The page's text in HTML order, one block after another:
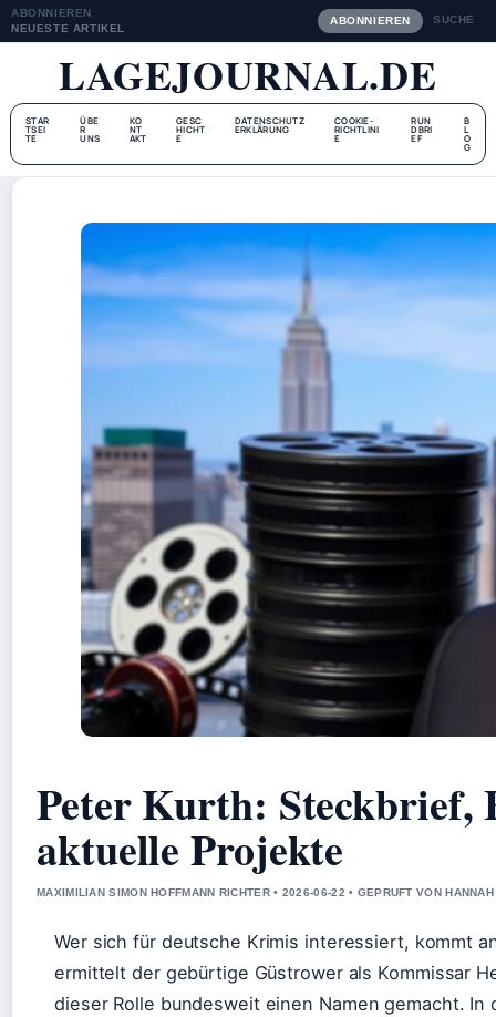
ABONNIEREN
NEUESTE ARTIKEL
ABONNIEREN SUCHE
LAGEJOURNAL.DE
STAR
TSEI
TE
ÜBE
R
UNS
KO
NT
AKT
GESC
HICHT
E
DATENSCHUTZ
ERKLÄRUNG
COOKIE-
RICHTLINI
E
RUN
DBRI
EF
B
L
O
G
Peter Kurth:
aktuelle Projekte
MAXIMILIAN SIMON HOFFMANN RICHTER • 2026-06-22 • GEPRUFT VON
Wer sich für deutsche Krimis interessiert, kommt
ermittelt der gebürtige Güstrower als Kommissar
dieser Rolle bundesweit einen Namen gemacht.